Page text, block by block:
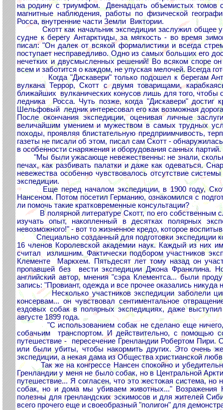
на родину с триумфом. Двенадцать объемистых томов
магнитные наблюдения, работы по физической
Росса, внутренние части Земли Виктории.
Скотт как начальник экспедиции заслужил общее
судне к берегу Антарктиды, за мягкость - во время
писал: "Он далек от всякой формалистики и всегда
поступает несправедливо. Одно из самых больших его
нечетких и двусмысленных решений! Во всяком споре
всем и заботится о каждом, не упуская мелочей. Всегда
Когда "Дискавери" только подошел к берегам
вулкана Террор, Скотт с двумя товарищами,
ближайших вулканических конусов лишь для того,
ледника Росса. Чуть позже, когда "Дискавери" достиг
Шельфовый ледник интересовал его как возможная
После окончания экспедиции, оценивая личные
величайшим умением и мужеством в самых трудных
походы, проявляя блистательную предприимчивость,
газеты не писали об этом, писал сам Скотт -
в особенности снаряжения и оборудования санных партий.
"Мы были ужасающе невежественны: не знали, сколько
печах, как разбивать палатки и даже как одеваться.
невежества особенно чувствовалось отсутствие
экспедиции.
Еще перед началом экспедиции, в 1900 году, Скотт
Нансеном. Потом посетил Германию, ознакомился с
ли помочь такие кратковременные консультации?
В полярной литературе Скотт, по его собственным
изучать опыт, накопленный в десятках полярных
невозможного!" - вот то жизненное кредо, которое
Специально созданный для подготовки экспедиции
16 членов Королевской академии наук. Каждый из них
считал излишним. Фактически подбором участников
Клементе Маркхем. Пятьдесят лет тому назад он
пропавшей без вести экспедиции Джона Франклина.
английский автор, мнения "сэра Клементса... были
запись: "Провиант, одежда и все прочее оказались никуда
Несколько участников экспедиции заболели
консервам... он чувствовал сентиментальное
ездовых собак в полярных экспедициях, даже
августе 1899 года.
"С использованием собак не сделано еще ничего,
собачьим транспортом. И действительно, с помощью
путешествие - пересечение Гренландии Робертом Пири.
или были убиты, чтобы накормить других. Это очень
экспедиции, а некая дама из Общества христианской
Так же на конгрессе Нансен спокойно и
Гренландии у меня не было собак, но в Центральной
путешествие... Я согласен, что это жестокая система,
собак, но и дома мы убиваем животных..." Возражения
полезны для гренландских эскимосов и для жителей
всего прочего еще и своеобразный "полигон" для